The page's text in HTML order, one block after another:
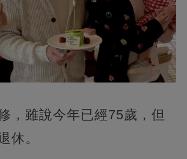
，雖說今年已經75歲，但
休。